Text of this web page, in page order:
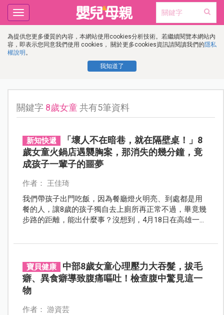
為提供您更多優質的內容，本網站使用cookies分析技術。若繼續閱覽本網站內
容，即表示您同意我們使用 cookies， 關於更多cookies資訊請閱讀我們的隱私
權說明 。
我知道了
Toggle
navigation
關鍵字 8歲女童共有5筆資料
新知快遞
「壞人不在暗巷，就在隔壁桌！」8
歲女童火鍋店遇襲胸案，那消失的幾分鐘，竟
成孩子一輩子的噩夢
作者： 王佳琦
我們帶孩子出門吃飯，因為餐廳燈火明亮、到處都是用
餐的人，讓8歲的孩子獨自去上廁所再正常不過，畢竟幾
步路的距離，能出什麼事？沒想到，4月18日在高雄一家
寶貝健康
中部8歲女童心理壓力大吞髮，拔毛
癖、異食癖導致腹痛嘔吐！檢查腹中驚見這一
物
作者： 游資芸